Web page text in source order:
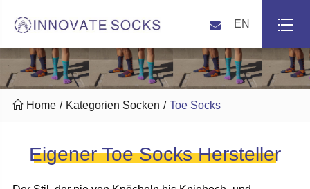
EN
 Home Kategorien Socken Toe Socks
Eigener Toe Socks Hersteller